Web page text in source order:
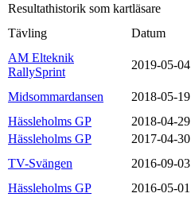
Resultathistorik som kartläsare
Tävling
Datum
AM Elteknik
RallySprint
2019-05-04
Midsommardansen 2018-05-19
Hässleholms GP
2018-04-29
Hässleholms GP
2017-04-30
TV-Svängen
2016-09-03
Hässleholms GP
2016-05-01